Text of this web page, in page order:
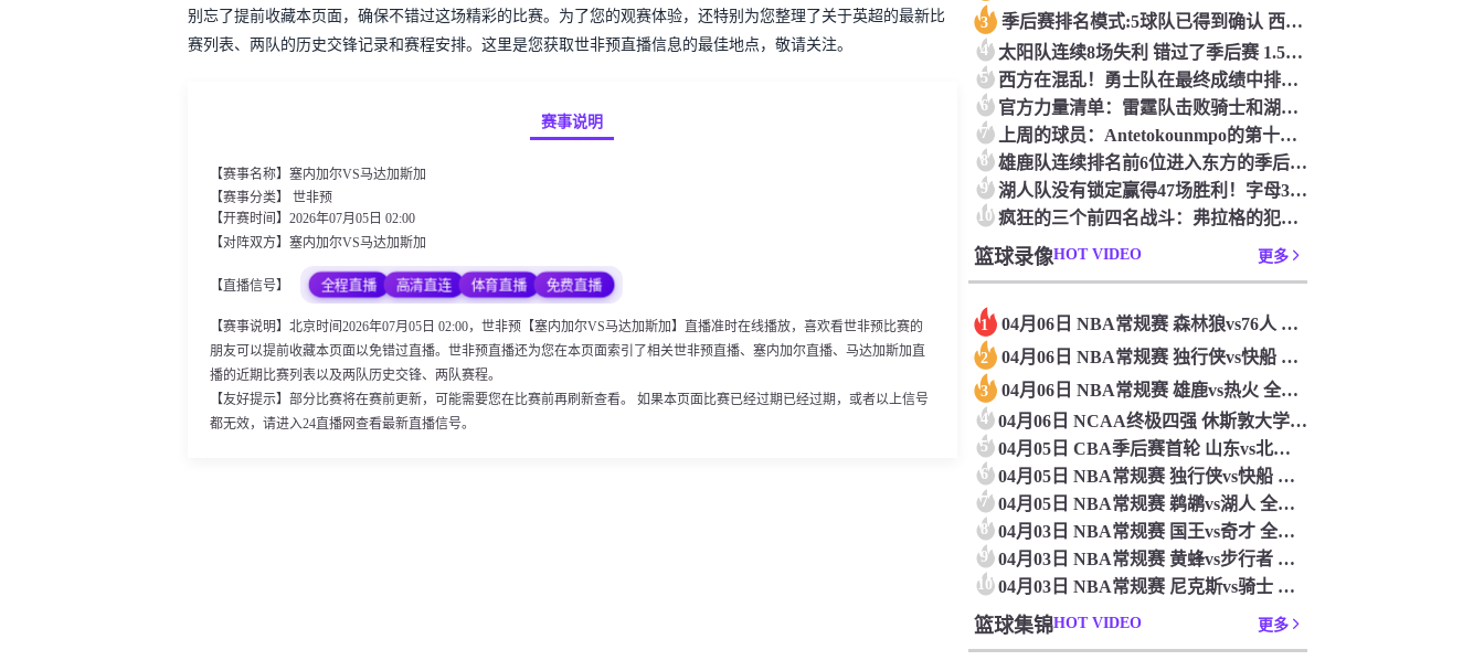
别忘了提前收藏本页面，确保不错过这场精彩的比赛。为了您的观赛体验，还特别为您整理了关于英超的最新比
赛列表、两队的历史交锋记录和赛程安排。这里是您获取世非预直播信息的最佳地点，敬请关注。
赛事说明
【赛事名称】塞内加尔VS马达加斯加
【赛事分类】 世非预
【开赛时间】2026年07月05日 02:00
【对阵双方】塞内加尔VS马达加斯加
【直播信号】 全程直播 高清直连 体育直播 免费直播
【赛事说明】北京时间2026年07月05日 02:00，世非预【塞内加尔VS马达加斯加】直播准时在线播放，喜欢看世非预比赛的
朋友可以提前收藏本页面以免错过直播。世非预直播还为您在本页面索引了相关世非预直播、塞内加尔直播、马达加斯加直
播的近期比赛列表以及两队历史交锋、两队赛程。
【友好提示】部分比赛将在赛前更新，可能需要您在比赛前再刷新查看。 如果本页面比赛已经过期已经过期，或者以上信号
都无效，请进入24直播网查看最新直播信号。
3 季后赛排名模式:5球队已得到确认 西方有一支悲惨的3-8队
4 太阳队连续8场失利 错过了季后赛 1.5亿巨人完全失败了
5 西方在混乱！勇士队在最终成绩中排名第七 湖人队晋级季后赛 火箭向快船送了礼物
6 官方力量清单：雷霆队击败骑士和湖人队排名第五
7 上周的球员：Antetokounmpo的第十个职业
8 雄鹿队连续排名前6位进入东方的季后赛 而老鹰队连续第四年在季后赛中踢球
9 湖人队没有锁定赢得47场胜利！字母36+15+10 波特24+12+8 42胜利以锁定季后赛
10 疯狂的三个前四名战斗：弗拉格的犯规 杜克·布莱克在33秒的惊喜中出现了
篮球录像HOT VIDEO 更多
1 04月06日 NBA常规赛 森林狼vs76人 全场录像
2 04月06日 NBA常规赛 独行侠vs快船 全场录像
3 04月06日 NBA常规赛 雄鹿vs热火 全场录像
4 04月06日 NCAA终极四强 休斯敦大学vs杜克大学 全场录像
5 04月05日 CBA季后赛首轮 山东vs北控 全场录像
6 04月05日 NBA常规赛 独行侠vs快船 全场录像
7 04月05日 NBA常规赛 鹈鹕vs湖人 全场录像
8 04月03日 NBA常规赛 国王vs奇才 全场录像
9 04月03日 NBA常规赛 黄蜂vs步行者 全场录像
10 04月03日 NBA常规赛 尼克斯vs骑士 全场录像
篮球集锦HOT VIDEO 更多